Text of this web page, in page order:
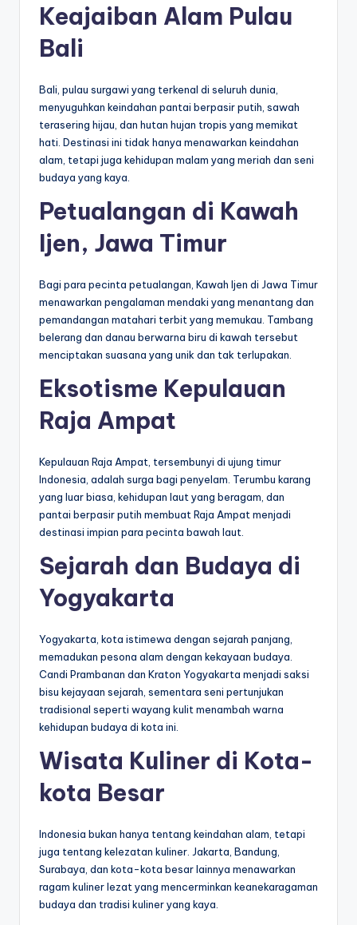
Keajaiban Alam Pulau
Bali
Bali, pulau surgawi yang terkenal di seluruh dunia,
menyuguhkan keindahan pantai berpasir putih, sawah
terasering hijau, dan hutan hujan tropis yang memikat
hati. Destinasi ini tidak hanya menawarkan keindahan
alam, tetapi juga kehidupan malam yang meriah dan seni
budaya yang kaya.
Petualangan di Kawah
Ijen, Jawa Timur
Bagi para pecinta petualangan, Kawah Ijen di Jawa Timur
menawarkan pengalaman mendaki yang menantang dan
pemandangan matahari terbit yang memukau. Tambang
belerang dan danau berwarna biru di kawah tersebut
menciptakan suasana yang unik dan tak terlupakan.
Eksotisme Kepulauan
Raja Ampat
Kepulauan Raja Ampat, tersembunyi di ujung timur
Indonesia, adalah surga bagi penyelam. Terumbu karang
yang luar biasa, kehidupan laut yang beragam, dan
pantai berpasir putih membuat Raja Ampat menjadi
destinasi impian para pecinta bawah laut.
Sejarah dan Budaya di
Yogyakarta
Yogyakarta, kota istimewa dengan sejarah panjang,
memadukan pesona alam dengan kekayaan budaya.
Candi Prambanan dan Kraton Yogyakarta menjadi saksi
bisu kejayaan sejarah, sementara seni pertunjukan
tradisional seperti wayang kulit menambah warna
kehidupan budaya di kota ini.
Wisata Kuliner di Kota-
kota Besar
Indonesia bukan hanya tentang keindahan alam, tetapi
juga tentang kelezatan kuliner. Jakarta, Bandung,
Surabaya, dan kota-kota besar lainnya menawarkan
ragam kuliner lezat yang mencerminkan keanekaragaman
budaya dan tradisi kuliner yang kaya.